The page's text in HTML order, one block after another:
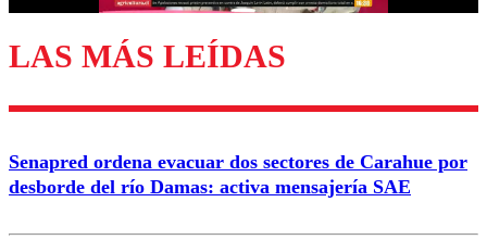
Enviar comentario
LAS MÁS LEÍDAS
Senapred ordena evacuar dos sectores de Carahue por
desborde del río Damas: activa mensajería SAE